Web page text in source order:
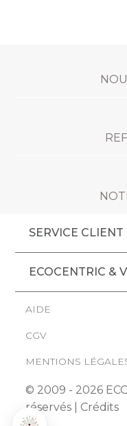
SERVICE CLIENT
ECOCENTRIC &
AIDE
CGV
MENTIONS
© 2009 - 2026
réservés | Crédits
des cookies pour comprendre
contenus qui vous sont